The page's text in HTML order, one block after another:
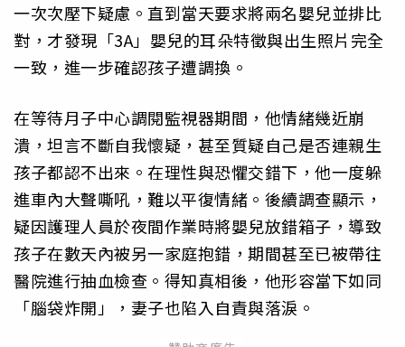
一次次壓下疑慮。直到當天要求將兩名嬰兒並排比
對，才發現「3A」嬰兒的耳朵特徵與出生照片完全
一致，進一步確認孩子遭調換。
在等待月子中心調閱監視器期間，他情緒幾近崩
潰，坦言不斷自我懷疑，甚至質疑自己是否連親生
孩子都認不出來。在理性與恐懼交錯下，他一度躲
進車內大聲嘶吼，難以平復情緒。後續調查顯示，
疑因護理人員於夜間作業時將嬰兒放錯箱子，導致
孩子在數天內被另一家庭抱錯，期間甚至已被帶往
醫院進行抽血檢查。得知真相後，他形容當下如同
「腦袋炸開」，妻子也陷入自責與落淚。